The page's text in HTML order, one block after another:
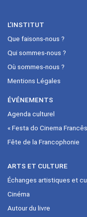
L’INSTITUT
Que faisons-nous ?
Qui sommes-nous ?
Où sommes-nous ?
Mentions Légales
ÉVÉNEMENTS
Agenda culturel
« Festa do Cinema
Fête de la Francophonie
ARTS ET CULTURE
Échanges artistiques et
Cinéma
Autour du livre